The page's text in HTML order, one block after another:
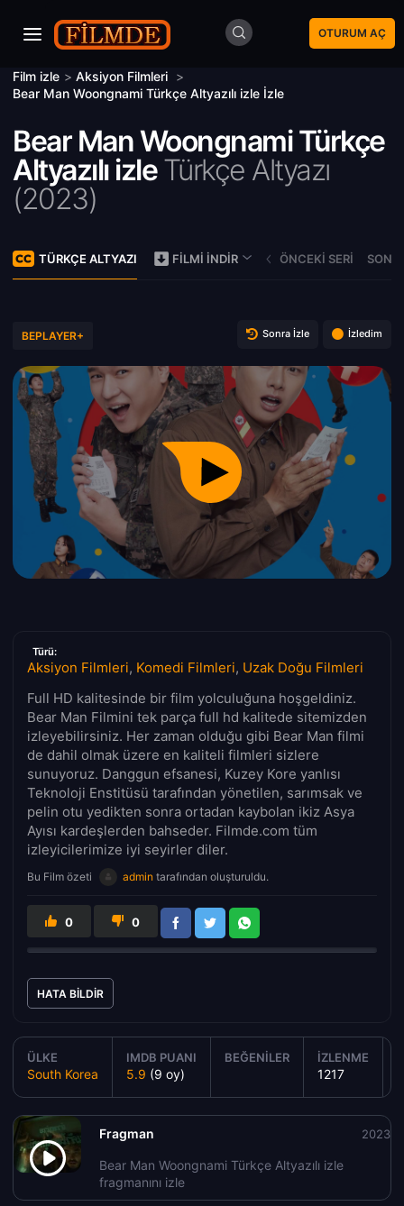
OTURUM AÇ
Film izle > Aksiyon Filmleri >
Bear Man Woongnami Türkçe Altyazılı izle İzle
Bear Man Woongnami Türkçe
Altyazılı izleTürkçe Altyazı
(2023)
TÜRKÇE ALTYAZI FILMI İNDIR ÖNCEKI SERI
BEPLAYER+ Sonra İzle İzledim
Türü:
Aksiyon Filmleri, Komedi Filmleri, Uzak Doğu Filmleri
Full HD kalitesinde bir film yolculuğuna hoşgeldiniz.
Bear Man Filmini tek parça full hd kalitede sitemizden
izleyebilirsiniz. Her zaman olduğu gibi Bear Man filmi
de dahil olmak üzere en kaliteli filmleri sizlere
sunuyoruz. Danggun efsanesi, Kuzey Kore yanlısı
Teknoloji Enstitüsü tarafından yönetilen, sarımsak ve
pelin otu yedikten sonra ortadan kaybolan ikiz Asya
Ayısı kardeşlerden bahseder. Filmde.com tüm
izleyicilerimize iyi seyirler diler.
Bu Film özeti admin tarafından oluşturuldu.
0 0
HATA BILDIR
ÜLKE
South Korea
IMDB PUANI
5.9 (9 oy)
BEĞENILER İZLENME
1217
Fragman
Bear Man Woongnami Türkçe Altyazılı izle
fragmanını izle
2023